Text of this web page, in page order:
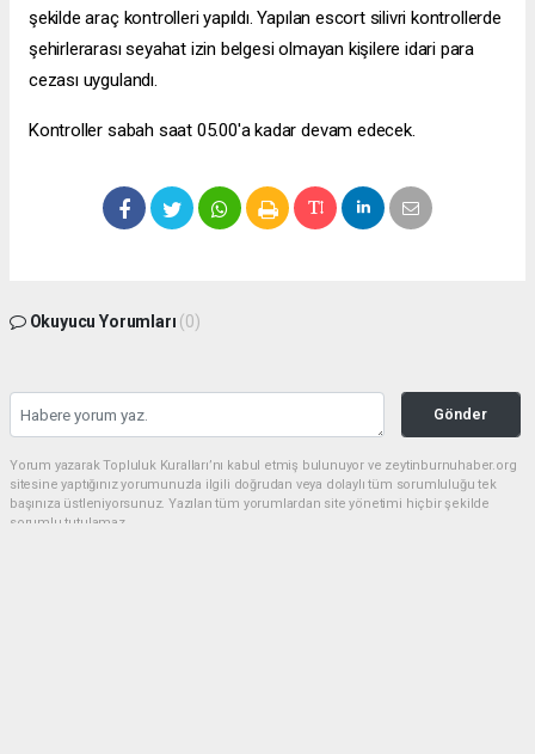
şekilde araç kontrolleri yapıldı. Yapılan escort silivri kontrollerde
şehirlerarası seyahat izin belgesi olmayan kişilere idari para
cezası uygulandı.
Kontroller sabah saat 05.00'a kadar devam edecek.
Okuyucu Yorumları (0)
Gönder
Yorum yazarak Topluluk Kuralları’nı kabul etmiş bulunuyor ve zeytinburnuhaber.org
sitesine yaptığınız yorumunuzla ilgili doğrudan veya dolaylı tüm sorumluluğu tek
başınıza üstleniyorsunuz. Yazılan tüm yorumlardan site yönetimi hiçbir şekilde
sorumlu tutulamaz.